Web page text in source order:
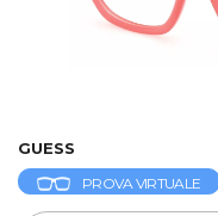
GUESS
PROVA VIRTUALE